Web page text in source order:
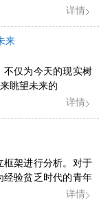
沉而厚重
详情
来
不仅为今天的现实树
眺望未来的
详情
框架进行分析。对于
经验贫乏时代的青年
详情